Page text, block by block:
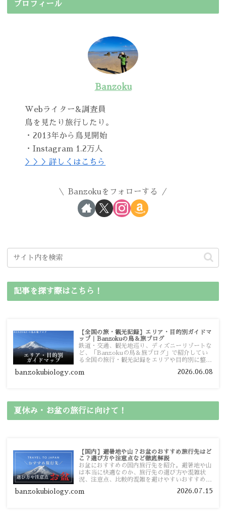
プロフィール
Banzoku
Webライター&調査員
鳥を見たり旅行したり。
・2013年から鳥見開始
・Instagram 1.2万人
＞＞＞詳しくはこちら
Banzokuをフォローする
記事を探す際はこちら！
【全国の旅・観光記録】エリア・目的別ガイドマ
ップ｜Banzokuの鳥＆旅ブログ
鉄道・交通、観光地巡り、ディズニーリゾートな
ど、「Banzokuの鳥＆旅ブログ」で紹介してい
る全国の旅行・観光記録をエリアや目的別に整理
ガイドマップからスムーズに見つけていただけま
banzokubiology.com 2026.06.08
夏休み・お盆の旅行に向けて！
【国内】避暑地や山？お盆のおすすめ旅行先はど
こ？選び方や注意点など徹底解説
お盆におすすめの国内旅行先を紹介。避暑地や山
は本当に快適なのか、旅行先の選び方や混雑状
況、注意点、比較的混雑を避けやすいおすすめス
す。
banzokubiology.com 2026.07.15